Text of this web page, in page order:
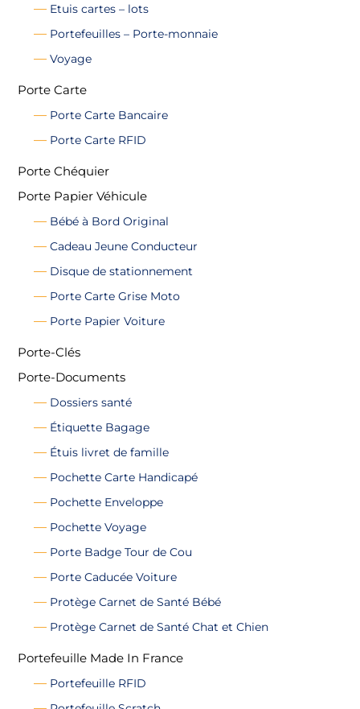
Etuis cartes – lots
Portefeuilles – Porte-monnaie
Voyage
Porte Carte
Porte Carte Bancaire
Porte Carte RFID
Porte Chéquier
Porte Papier Véhicule
Bébé à Bord Original
Cadeau Jeune Conducteur
Disque de stationnement
Porte Carte Grise Moto
Porte Papier Voiture
Porte-Clés
Porte-Documents
Dossiers santé
Étiquette Bagage
Étuis livret de famille
Pochette Carte Handicapé
Pochette Enveloppe
Pochette Voyage
Porte Badge Tour de Cou
Porte Caducée Voiture
Protège Carnet de Santé Bébé
Protège Carnet de Santé Chat et Chien
Portefeuille Made In France
Portefeuille RFID